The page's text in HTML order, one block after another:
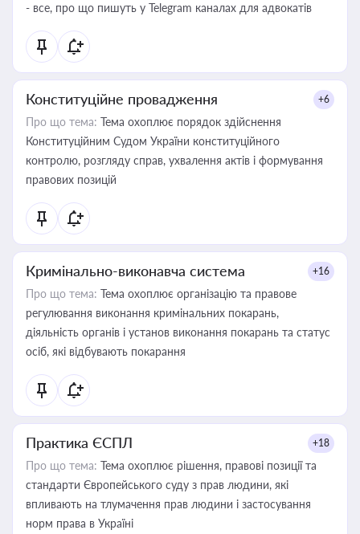
- все, про що пишуть у Telegram каналах для адвокатів
Конституційне провадження +6
Про що тема: Тема охоплює порядок здійснення
Конституційним Судом України конституційного
контролю, розгляду справ, ухвалення актів і формування
правових позицій
Кримінально-виконавча система +16
Про що тема: Тема охоплює організацію та правове
регулювання виконання кримінальних покарань,
діяльність органів і установ виконання покарань та статус
осіб, які відбувають покарання
Практика ЄСПЛ +18
Про що тема: Тема охоплює рішення, правові позиції та
стандарти Європейського суду з прав людини, які
впливають на тлумачення прав людини і застосування
норм права в Україні